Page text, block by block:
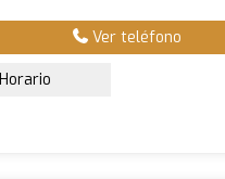
Ver teléfono